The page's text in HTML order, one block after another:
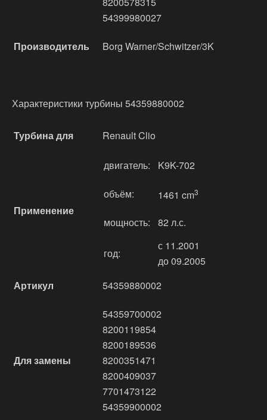
54399980027
Производитель Borg Warner/Schwitzer/3K
Характеристики турбины 54359880002
Турбина для Renault Clio
Применение
двигатель: K9K-702
объём: 1461 cm3
мощность: 82 л.с.
год:
с 11.2001
до 09.2005
Артикул
54359880002
Для замены
54359700002
8200119854
8200189536
8200351471
8200409037
7701473122
54359900002